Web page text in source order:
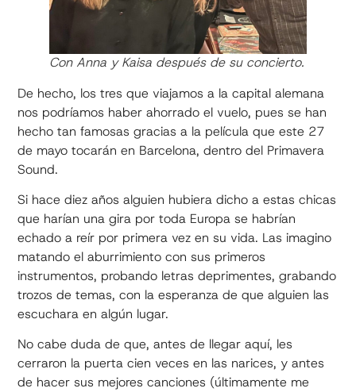
Con Anna y Kaisa después de su concierto.
De hecho, los tres que viajamos a la capital alemana
nos podríamos haber ahorrado el vuelo, pues se han
hecho tan famosas gracias a la película que este 27
de mayo tocarán en Barcelona, dentro del Primavera
Sound.
Si hace diez años alguien hubiera dicho a estas chicas
que harían una gira por toda Europa se habrían
echado a reír por primera vez en su vida. Las imagino
matando el aburrimiento con sus primeros
instrumentos, probando letras deprimentes, grabando
trozos de temas, con la esperanza de que alguien las
escuchara en algún lugar.
No cabe duda de que, antes de llegar aquí, les
cerraron la puerta cien veces en las narices, y antes
de hacer sus mejores canciones (últimamente me